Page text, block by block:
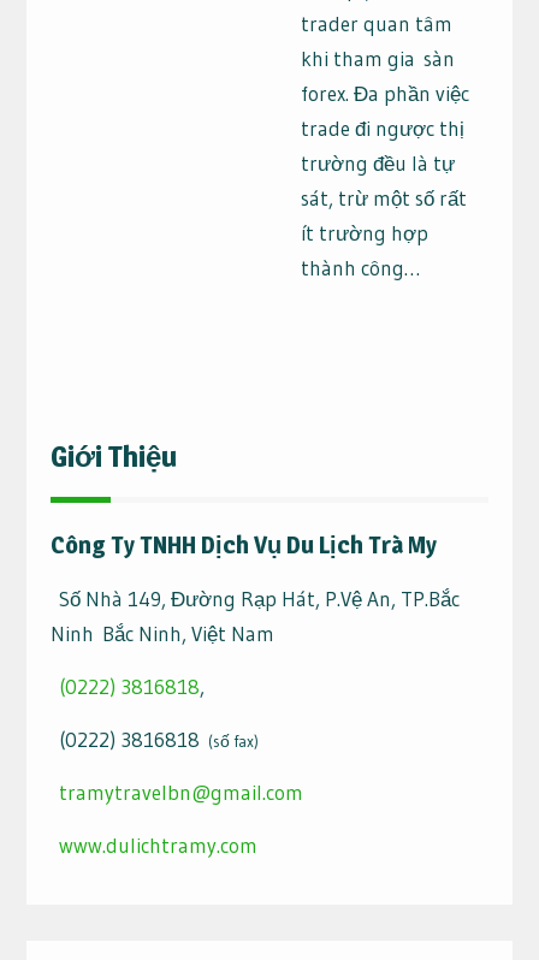
trader quan tâm
khi tham gia sàn
forex. Đa phần việc
trade đi ngược thị
trường đều là tự
sát, trừ một số rất
ít trường hợp
thành công…
Giới Thiệu
Công Ty TNHH Dịch Vụ Du Lịch Trà My
Số Nhà 149, Đường Rạp Hát, P.Vệ An, TP.Bắc
Ninh Bắc Ninh, Việt Nam
(0222) 3816818,
(0222) 3816818 (số fax)
tramytravelbn@gmail.com
www.dulichtramy.com